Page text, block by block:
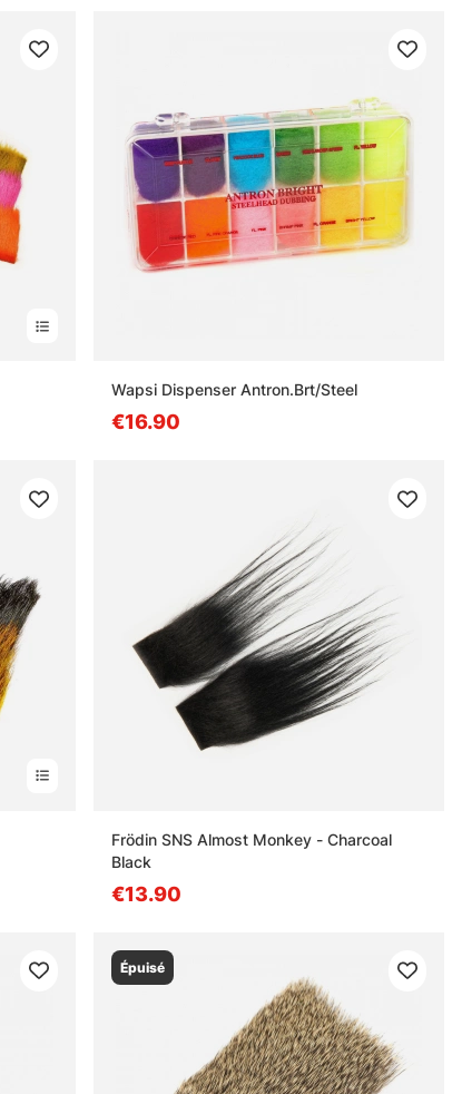
Wapsi Dispenser Antron.Brt/Steel
€16.90
Frödin SNS Almost Monkey - Charcoal
Black
€13.90
Épuisé